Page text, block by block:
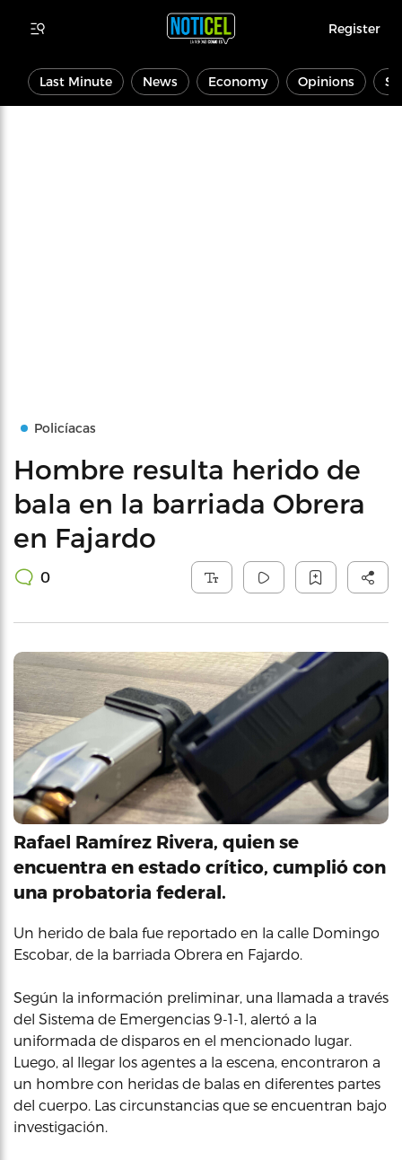
Register
Last Minute News Economy Opinions
Policíacas
Hombre resulta herido de
bala en la barriada Obrera
en Fajardo
0
Rafael Ramírez Rivera, quien se
encuentra en estado crítico, cumplió con
una probatoria federal.
Un herido de bala fue reportado en la calle Domingo
Escobar, de la barriada Obrera en Fajardo.
Según la información preliminar, una llamada a través
del Sistema de Emergencias 9-1-1, alertó a la
uniformada de disparos en el mencionado lugar.
Luego, al llegar los agentes a la escena, encontraron a
un hombre con heridas de balas en diferentes partes
del cuerpo. Las circunstancias que se encuentran bajo
investigación.